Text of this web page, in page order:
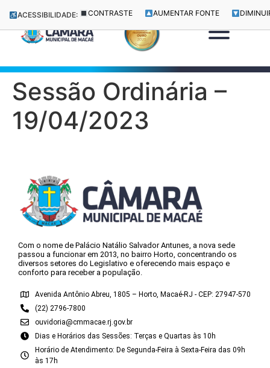
ACESSIBILIDADE: CONTRASTE AUMENTAR FONTE
Sessão Ordinária –
19/04/2023
Com o nome de Palácio Natálio Salvador Antunes, a nova sede
passou a funcionar em 2013, no bairro Horto, concentrando os
diversos setores do Legislativo e oferecendo mais espaço e
conforto para receber a população.
Avenida Antônio Abreu, 1805 – Horto, Macaé-RJ - CEP: 27947-570
(22) 2796-7800
ouvidoria@cmmacae.rj.gov.br
Dias e Horários das Sessões: Terças e Quartas às 10h
Horário de Atendimento: De Segunda-Feira à Sexta-Feira das 09h
às 17h